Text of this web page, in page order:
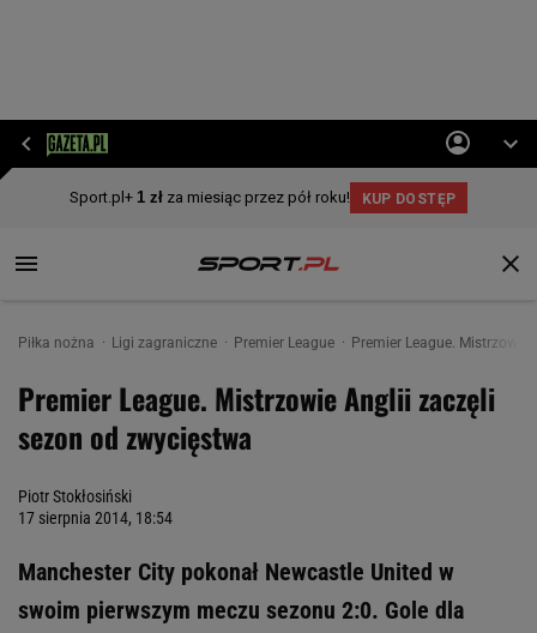
Piłka nożna Ligi zagraniczne Premier League Premier League.
Premier League. Mistrzowie Anglii zaczęli
sezon od zwycięstwa
Piotr Stokłosiński
17 sierpnia 2014, 18:54
Manchester City pokonał Newcastle United w
swoim pierwszym meczu sezonu 2:0. Gole dla